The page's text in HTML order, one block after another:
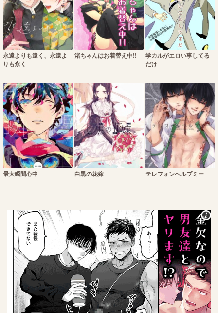
永遠よりも遠く、永遠よ
りも永く
渚ちゃんはお着替え中!!
学カルがエロい事してる
だけ
最大瞬間心中 白黒の花嫁 テレフォンヘルプミー